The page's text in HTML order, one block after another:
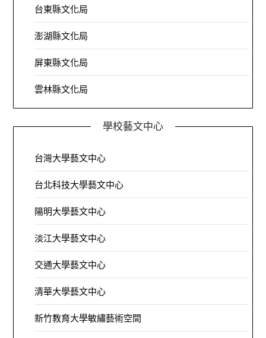
台東縣文化局
澎湖縣文化局
屏東縣文化局
雲林縣文化局
學校藝文中心
台灣大學藝文中心
台北科技大學藝文中心
陽明大學藝文中心
淡江大學藝文中心
交通大學藝文中心
清華大學藝文中心
新竹教育大學敏繡藝術空間